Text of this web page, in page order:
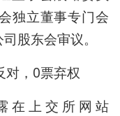
独立董事专门会
股东会审议。
对，0票弃权
在上交所网站